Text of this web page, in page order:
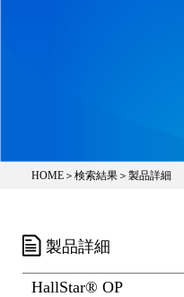
HOME ＞ 検索結果 ＞製品詳細
製品詳細
HallStar® OP